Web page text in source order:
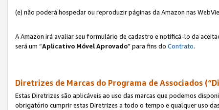
(e) não poderá hospedar ou reproduzir páginas da Amazon nas
A Amazon irá avaliar seu formulário de cadastro e notificá-lo da
será um “Aplicativo Móvel Aprovado” para fins do Contrato.
Diretrizes de Marcas do Programa de Associados
Estas Diretrizes são aplicáveis ao uso das marcas que podemos
obrigatório cumprir estas Diretrizes a todo o tempo e qualquer uso